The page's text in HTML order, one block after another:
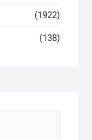
(1922)
(138)